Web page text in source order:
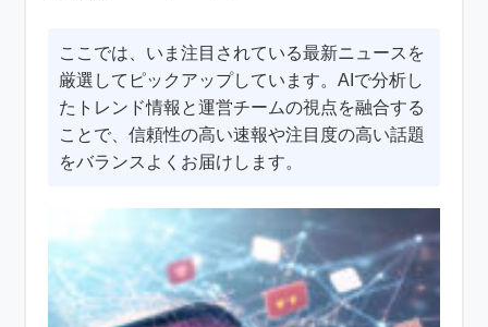
ここでは、いま注目されている最新ニュースを
厳選してピックアップしています。AIで分析し
たトレンド情報と運営チームの視点を融合する
ことで、信頼性の高い速報や注目度の高い話題
をバランスよくお届けします。